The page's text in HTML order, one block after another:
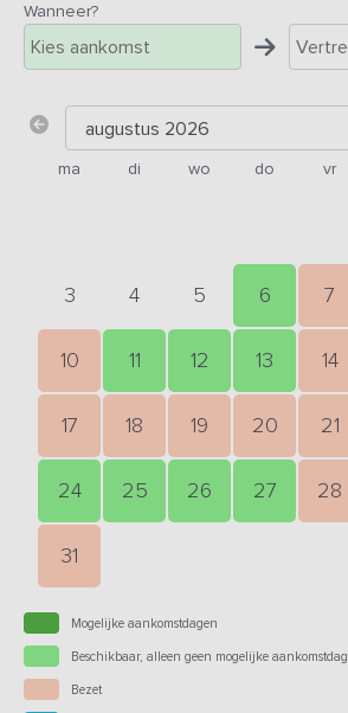
Wanneer?
ma di wo do vr
3 4 5 6 7
10 11 12 13 14
17 18 19 20 21
24 25 26 27 28
31
Mogelijke aankomstdagen
Beschikbaar, alleen geen mogelijke aankomstdag
Bezet